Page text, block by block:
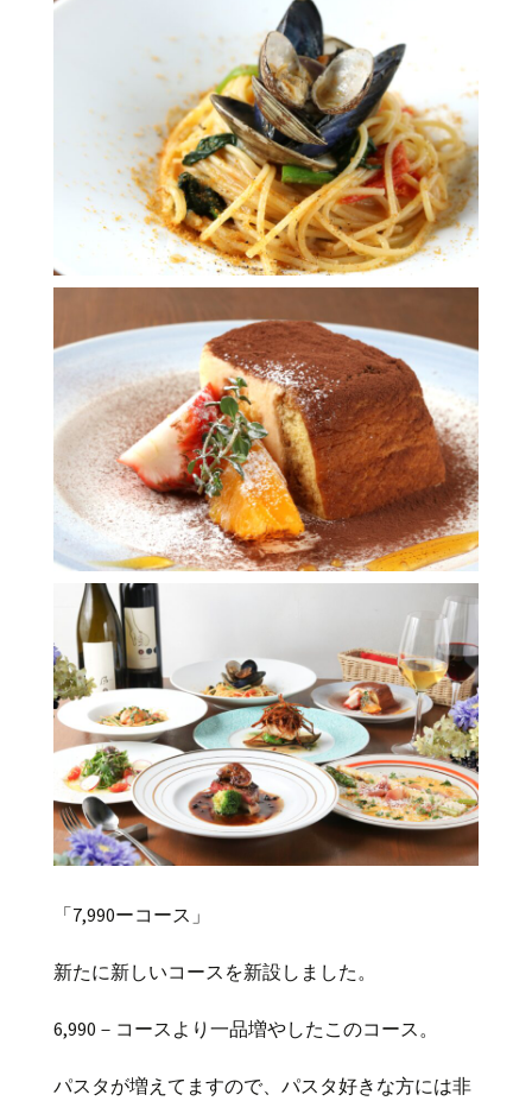
「7,990ーコース」
新たに新しいコースを新設しました。
6,990－コースより一品増やしたこのコース。
パスタが増えてますので、パスタ好きな方には非